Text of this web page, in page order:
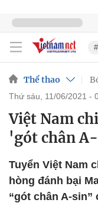
Thể thao
thứ sáu, 11/06/2021 -
Việt Nam
'gót chân
Tuyển Việt Nam
hòng đánh bại
“gót chân A-sin”